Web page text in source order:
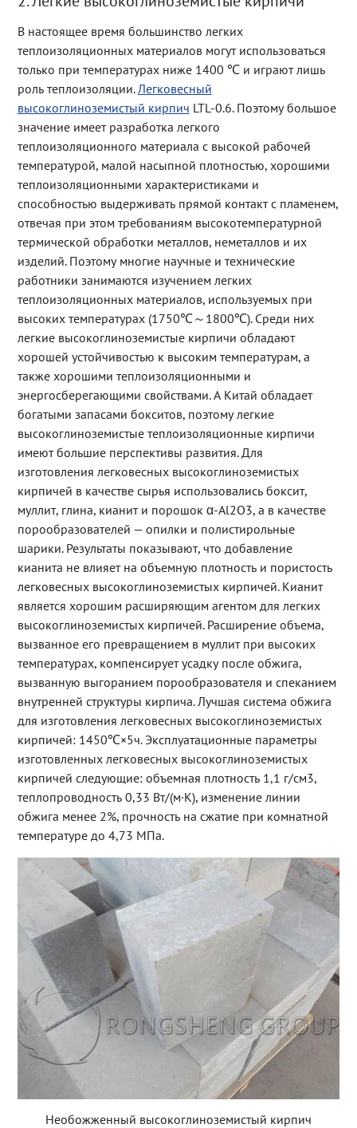
В настоящее время большинство легких
теплоизоляционных материалов могут использоваться
только при температурах ниже 1400 ℃ и играют лишь
роль теплоизоляции. Легковесный
высокоглиноземистый кирпич LTL-0.6. Поэтому большое
значение имеет разработка легкого
теплоизоляционного материала с высокой рабочей
температурой, малой насыпной плотностью, хорошими
теплоизоляционными характеристиками и
способностью выдерживать прямой контакт с пламенем,
отвечая при этом требованиям высокотемпературной
термической обработки металлов, неметаллов и их
изделий. Поэтому многие научные и технические
работники занимаются изучением легких
теплоизоляционных материалов, используемых при
высоких температурах (1750℃～1800℃). Среди них
легкие высокоглиноземистые кирпичи обладают
хорошей устойчивостью к высоким температурам, а
также хорошими теплоизоляционными и
энергосберегающими свойствами. А Китай обладает
богатыми запасами бокситов, поэтому легкие
высокоглиноземистые теплоизоляционные кирпичи
имеют большие перспективы развития. Для
изготовления легковесных высокоглиноземистых
кирпичей в качестве сырья использовались боксит,
муллит, глина, кианит и порошок α-Al2O3, а в качестве
порообразователей — опилки и полистирольные
шарики. Результаты показывают, что добавление
кианита не влияет на объемную плотность и пористость
легковесных высокоглиноземистых кирпичей. Кианит
является хорошим расширяющим агентом для легких
высокоглиноземистых кирпичей. Расширение объема,
вызванное его превращением в муллит при высоких
температурах, компенсирует усадку после обжига,
вызванную выгоранием порообразователя и спеканием
внутренней структуры кирпича. Лучшая система обжига
для изготовления легковесных высокоглиноземистых
кирпичей: 1450℃×5ч. Эксплуатационные параметры
изготовленных легковесных высокоглиноземистых
кирпичей следующие: объемная плотность 1,1 г/см3,
теплопроводность 0,33 Вт/(м·К), изменение линии
обжига менее 2%, прочность на сжатие при комнатной
температуре до 4,73 МПа.
Необожженный высокоглиноземистый кирпич